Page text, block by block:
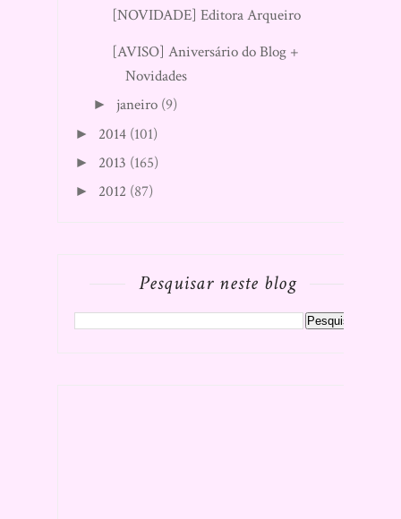
[NOVIDADE] Editora Arqueiro
[AVISO] Aniversário do Blog +
Novidades
► janeiro (9)
► 2014 (101)
► 2013 (165)
► 2012 (87)
Pesquisar neste blog